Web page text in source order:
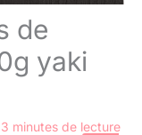
de
yaki
3 minutes de lecture